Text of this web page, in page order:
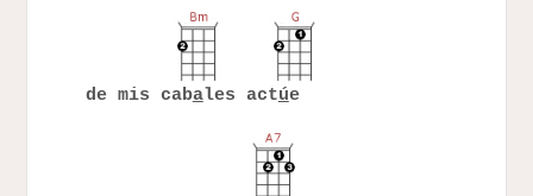
de mis cabales actúe